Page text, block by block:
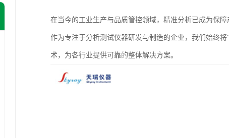
在当今的工业生产与品质管控领域，精准分析已成为保障
作为专注于分析测试仪器研发与制造的企业，我们始终
术，为各行业提供可靠的整体解决方案。